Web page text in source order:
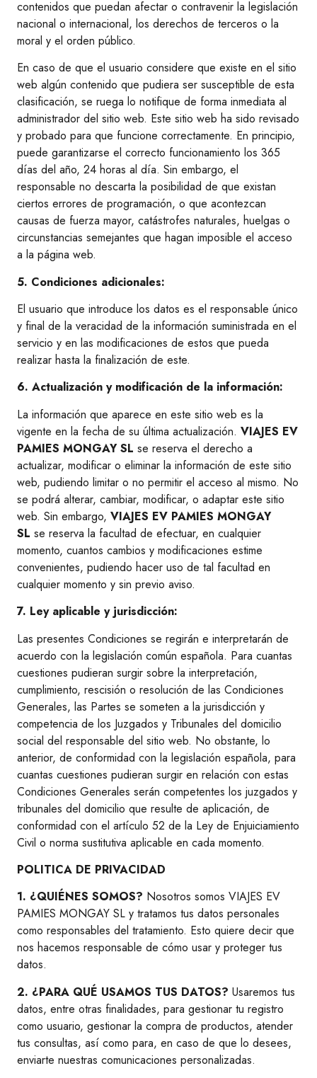
contenidos que puedan afectar o contravenir la legislación
nacional o internacional, los derechos de terceros o la
moral y el orden público.
En caso de que el usuario considere que existe en el sitio
web algún contenido que pudiera ser susceptible de esta
clasificación, se ruega lo notifique de forma inmediata al
administrador del sitio web. Este sitio web ha sido revisado
y probado para que funcione correctamente. En principio,
puede garantizarse el correcto funcionamiento los 365
días del año, 24 horas al día. Sin embargo, el
responsable no descarta la posibilidad de que existan
ciertos errores de programación, o que acontezcan
causas de fuerza mayor, catástrofes naturales, huelgas o
circunstancias semejantes que hagan imposible el acceso
a la página web.
5. Condiciones adicionales:
El usuario que introduce los datos es el responsable único
y final de la veracidad de la información suministrada en el
servicio y en las modificaciones de estos que pueda
realizar hasta la finalización de este.
6. Actualización y modificación de la información:
La información que aparece en este sitio web es la
vigente en la fecha de su última actualización. VIAJES EV
PAMIES MONGAY SL se reserva el derecho a
actualizar, modificar o eliminar la información de este sitio
web, pudiendo limitar o no permitir el acceso al mismo. No
se podrá alterar, cambiar, modificar, o adaptar este sitio
web. Sin embargo, VIAJES EV PAMIES MONGAY
SL se reserva la facultad de efectuar, en cualquier
momento, cuantos cambios y modificaciones estime
convenientes, pudiendo hacer uso de tal facultad en
cualquier momento y sin previo aviso.
7. Ley aplicable y jurisdicción:
Las presentes Condiciones se regirán e interpretarán de
acuerdo con la legislación común española. Para cuantas
cuestiones pudieran surgir sobre la interpretación,
cumplimiento, rescisión o resolución de las Condiciones
Generales, las Partes se someten a la jurisdicción y
competencia de los Juzgados y Tribunales del domicilio
social del responsable del sitio web. No obstante, lo
anterior, de conformidad con la legislación española, para
cuantas cuestiones pudieran surgir en relación con estas
Condiciones Generales serán competentes los juzgados y
tribunales del domicilio que resulte de aplicación, de
conformidad con el artículo 52 de la Ley de Enjuiciamiento
Civil o norma sustitutiva aplicable en cada momento.
POLITICA DE PRIVACIDAD
1. ¿QUIÉNES SOMOS? Nosotros somos VIAJES EV
PAMIES MONGAY SL y tratamos tus datos personales
como responsables del tratamiento. Esto quiere decir que
nos hacemos responsable de cómo usar y proteger tus
datos.
2. ¿PARA QUÉ USAMOS TUS DATOS? Usaremos tus
datos, entre otras finalidades, para gestionar tu registro
como usuario, gestionar la compra de productos, atender
tus consultas, así como para, en caso de que lo desees,
enviarte nuestras comunicaciones personalizadas.